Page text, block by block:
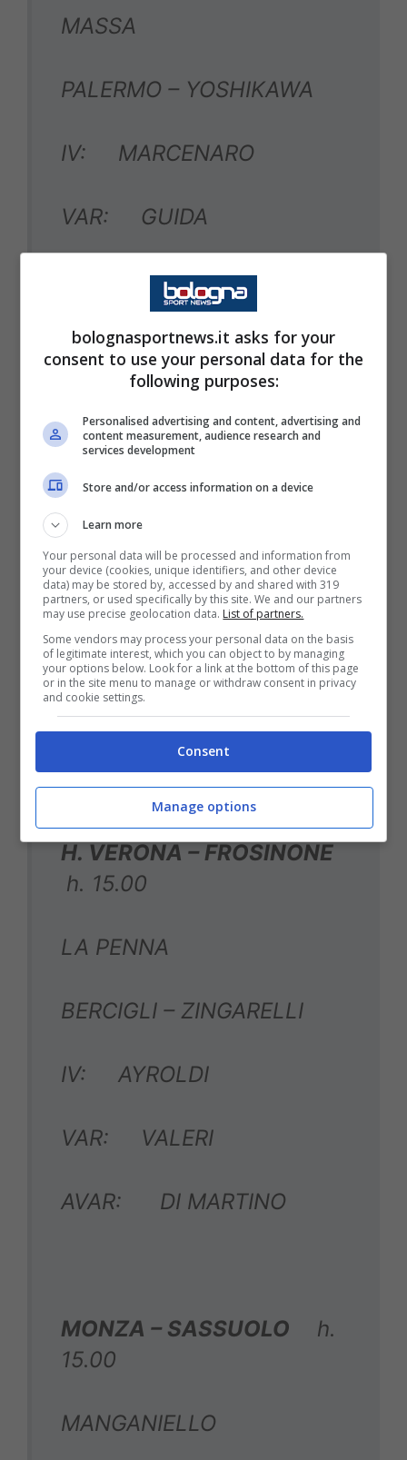
MASSA
PALERMO – YOSHIKAWA
IV: MARCENARO
VAR: GUIDA
AVAR: IRRATI
PAIRETTO
MASSARA – BAHRI
IV: VOLPI
VAR: SERRA
AVAR: DI PAOLO
H. VERONA – FROSINONE
h. 15.00
LA PENNA
BERCIGLI – ZINGARELLI
IV: AYROLDI
VAR: VALERI
AVAR: DI MARTINO
MONZA – SASSUOLO h.
15.00
MANGANIELLO
bolognasportnews.it asks for your
consent to use your personal data for the
following purposes:
Personalised advertising and content, advertising and
content measurement, audience research and
services development
Store and/or access information on a device
Learn more
Your personal data will be processed and information from
your device (cookies, unique identifiers, and other device
data) may be stored by, accessed by and shared with 319
partners, or used specifically by this site. We and our partners
may use precise geolocation data. List of partners.
Some vendors may process your personal data on the basis
of legitimate interest, which you can object to by managing
your options below. Look for a link at the bottom of this page
or in the site menu to manage or withdraw consent in privacy
and cookie settings.
Consent
Manage options